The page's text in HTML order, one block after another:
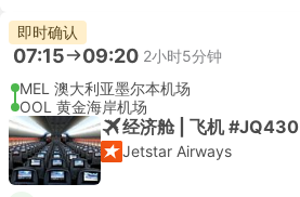
即时确认
07:15 09:20 2小时5分钟
MEL 澳大利亚墨尔本机场
OOL 黄金海岸机场
经济舱 | 飞机 #JQ430
Jetstar Airways